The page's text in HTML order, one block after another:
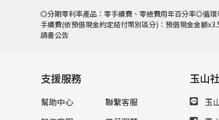
◎分期零利率產品：零手續費、零總費用年百分率◎循
手續費(依預借現金約定結付幣別區分)：預借現金金額
請書公告
支援服務
幫助中心
聯繫客服
玉山
玉